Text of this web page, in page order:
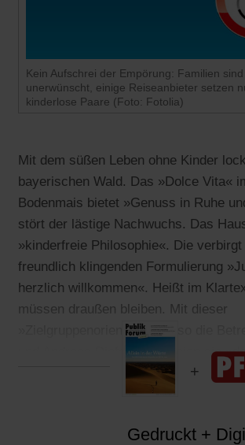
Kein Aufschrei der Empörung: Familien
unerwünscht, einige Reiseanbieter setzen
kinderlose Paare (Foto: Fotolia)
Mit dem süßen Leben ohne Kinder
bayerischen Wald. Das »Dolce Vita«
Bodenmais bietet »Genuss in Ruhe
stört der lästige Nachwuchs. Das
»kinderfreie Philosophie«. Die
freundlich klingenden Formulierung
herzlich willkommen«. Heißt im
müssen draußen bleiben. Mit dieser
»Zielgruppenorientierung«, so die
und Andreas Diefenbach, seien sie
Gedruckt +